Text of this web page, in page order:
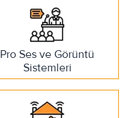
Pro Ses ve Görüntü
Sistemleri